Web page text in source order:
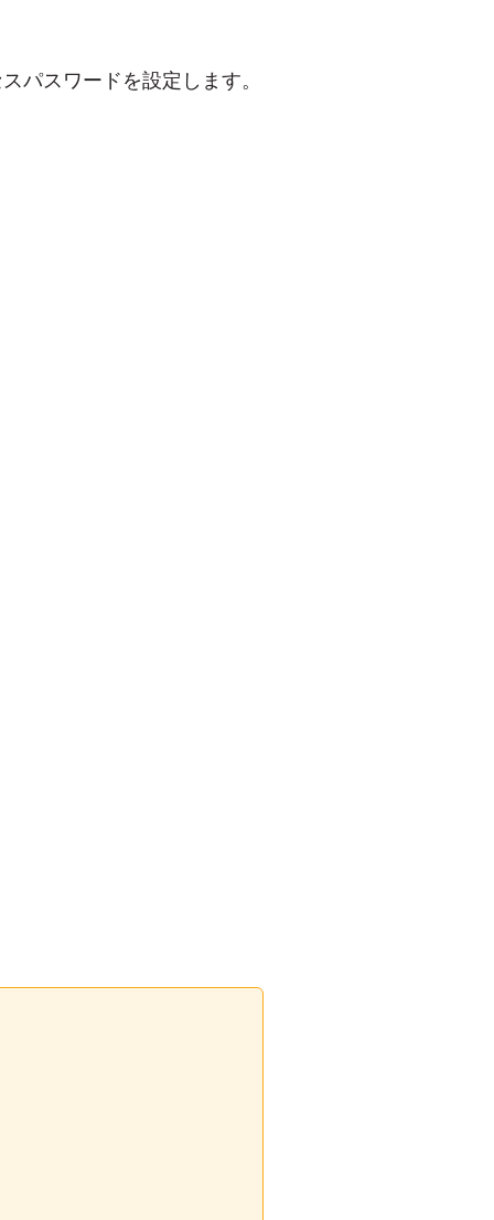
パスワードを設定します。